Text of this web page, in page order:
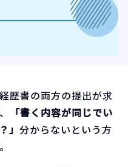
歴書の両方の提出が求
「書く内容が同じでい
」分からないという方